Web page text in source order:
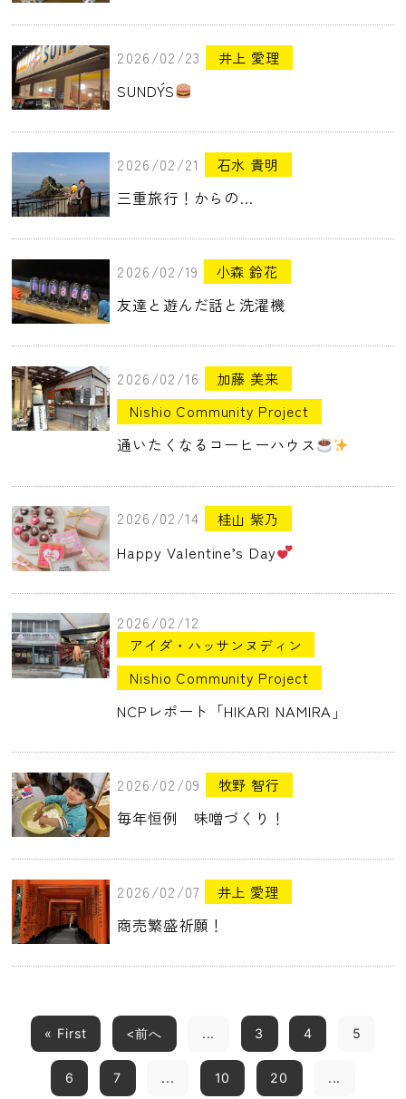
2026/02/23 井上 愛理
SUNDY´S
2026/02/21 石水 貴明
三重旅行！からの…
2026/02/19 小森 鈴花
友達と遊んだ話と洗濯機
2026/02/16
加藤 美来
Nishio Community Project
通いたくなるコーヒーハウス
2026/02/14 桂山 紫乃
Happy Valentine’s Day
2026/02/12
アイダ・ハッサンヌディン
Nishio Community Project
NCPレポート「HIKARI NAMIRA」
2026/02/09 牧野 智行
毎年恒例 味噌づくり！
2026/02/07 井上 愛理
商売繁盛祈願！
« First <前へ ... 3 4 5
6 7 ... 10 20 ...